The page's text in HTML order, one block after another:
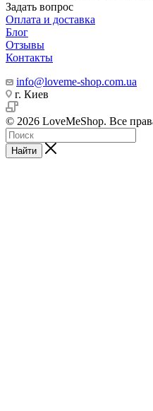
Задать вопрос
Оплата и доставка
Блог
Отзывы
Контакты
info@loveme-shop.com.ua
г. Киев
© 2026 LoveMeShop. Все
Найти